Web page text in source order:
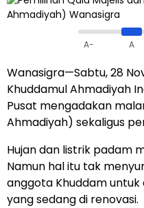
A- A
Wanasigra—Sabtu, 28
Khuddamul Ahmadiyah
Pusat mengadakan
Ahmadiyah) sekaligus
Hujan dan listrik padam
Namun hal itu tak
anggota Khuddam
yang sedang di renovasi.